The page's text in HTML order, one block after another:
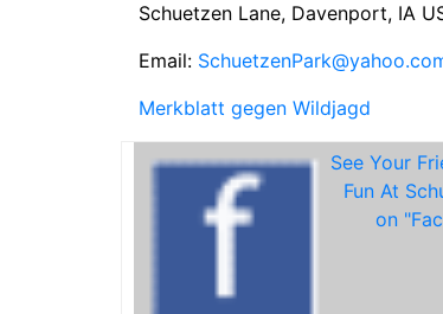
Schuetzen Lane, Davenport, IA
Email:
Merkblatt gegen Wildjagd
See Your
Fun At
on